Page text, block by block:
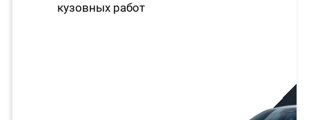
кузовных работ